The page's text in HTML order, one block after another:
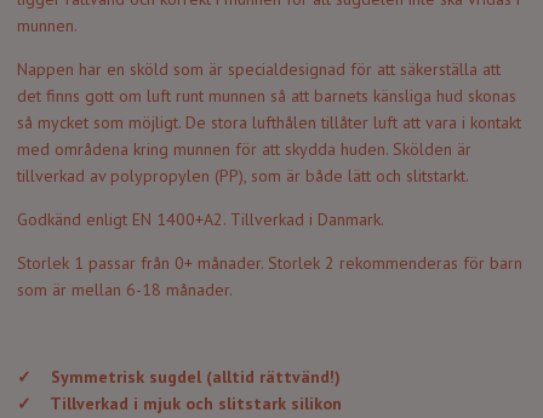
munnen.
Nappen har en sköld som är specialdesignad för att säkerställa att
det finns gott om luft runt munnen så att barnets känsliga hud skonas
så mycket som möjligt. De stora lufthålen tillåter luft att vara i kontakt
med områdena kring munnen för att skydda huden. Skölden är
tillverkad av polypropylen (PP), som är både lätt och slitstarkt.
Godkänd enligt EN 1400+A2. Tillverkad i Danmark.
Storlek 1 passar från 0+ månader. Storlek 2 rekommenderas för barn
som är mellan 6-18 månader.
✓
Symmetrisk sugdel (alltid rättvänd!)
✓
Tillverkad i mjuk och slitstark silikon